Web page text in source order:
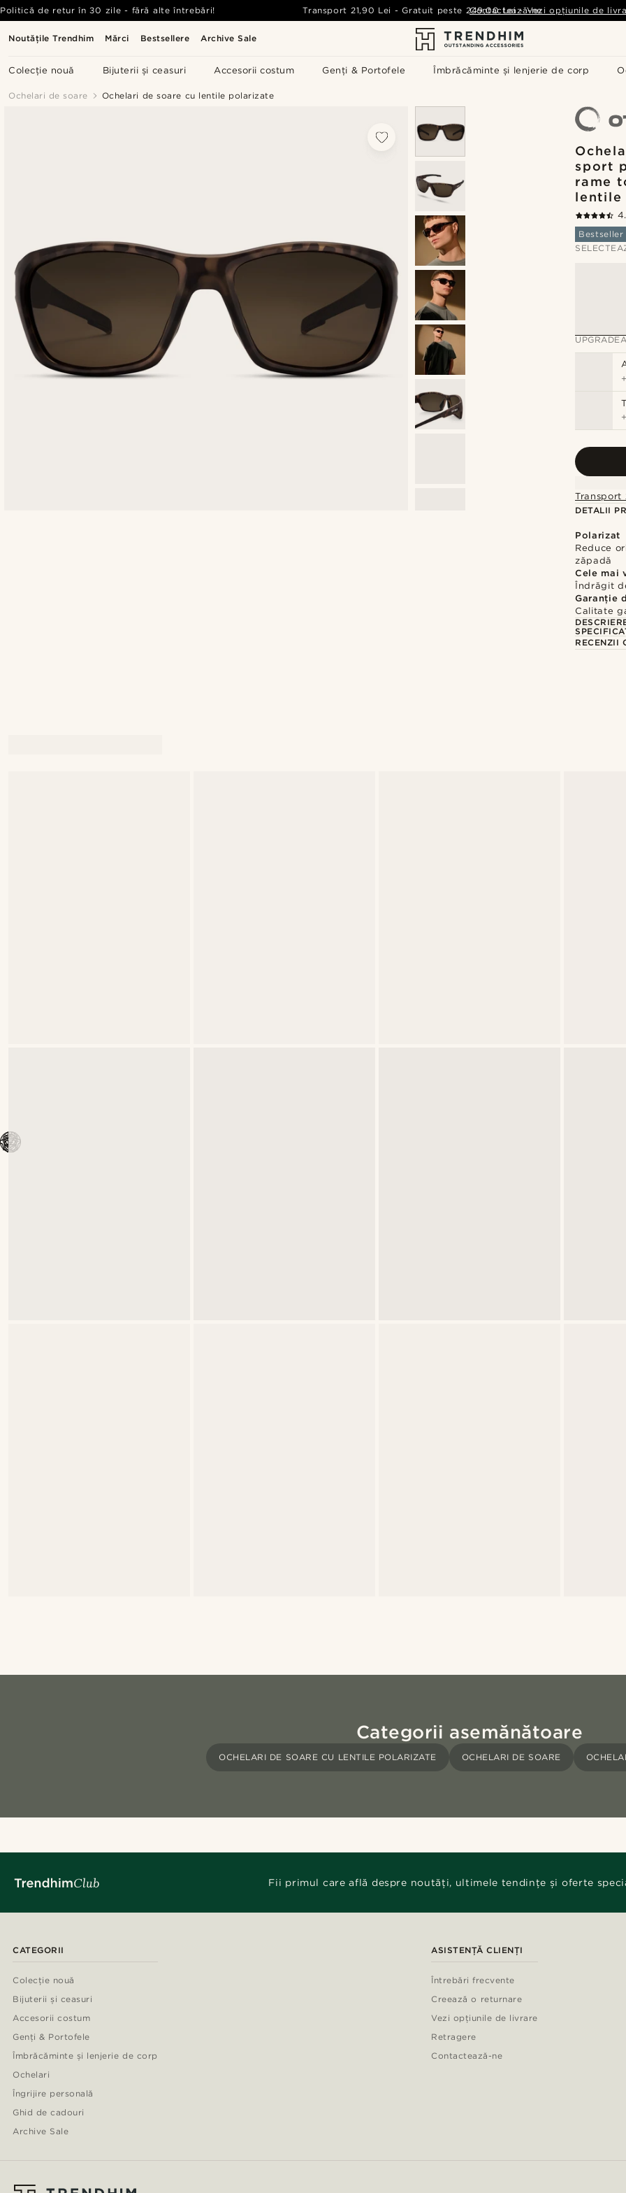
Noutățile Trendhim Mărci Bestsellere Archive Sale
Colecție nouă Bijuterii și ceasuri Accesorii costum Genți & Portofele Îmbrăcăminte și lenjerie de corp
Politică de retur în 30 zile - fără alte întrebări! Transport 21,90 Lei -Gratuit peste 249,00 Lei - Vezi opțiunile de
Contactează-ne
Ochelari de soare Ochelari de soare cu lentile polarizate
sport
rame
lentile
Bestseller
+
+
Transport
DETALII
Polarizat
Reduce
zăpadă
Cele mai
Îndrăgit
Garanție
Calitate
RECENZII
Categorii asemănătoare
OCHELARI DE SOARE CU LENTILE POLARIZATE OCHELARI DE SOARE
Fii primul care află despre noutăți, ultimele tendințe și oferte
CATEGORII
Colecție nouă
Bijuterii și ceasuri
Accesorii costum
Genți & Portofele
Îmbrăcăminte și lenjerie de corp
Ochelari
Îngrijire personală
Ghid de cadouri
Archive Sale
ASISTENȚĂ CLIENȚI
Întrebări frecvente
Creează o returnare
Vezi opțiunile de livrare
Retragere
Contactează-ne